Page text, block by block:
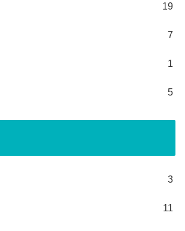
19
7
1
5
3
11